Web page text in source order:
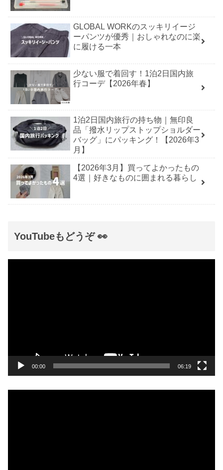
GLOBAL WORKのスッキリイージ
ーパンツが優秀｜おしゃれなのに楽
に履ける一本
少ない服で着回す！1泊2日国内旅
行コーデ【2026年春】
1泊2日国内旅行の持ち物｜無印良
品「撥水リップストップショルダー
バッグ」にパッキング！【2026年3
月】
【2026年3月】買ってよかったもの
4選｜好きなものに囲まれる暮らし
YouTubeもどうぞ 👀
00:00 06:19